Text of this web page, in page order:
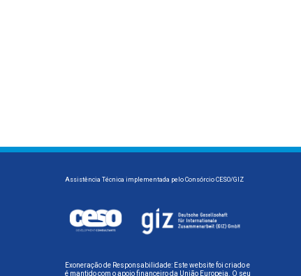
Assistência Técnica implementada pelo Consórcio CESO/GIZ
Exoneração de Responsabilidade: Este website foi criado e
é mantido com o apoio financeiro da União Europeia. O seu